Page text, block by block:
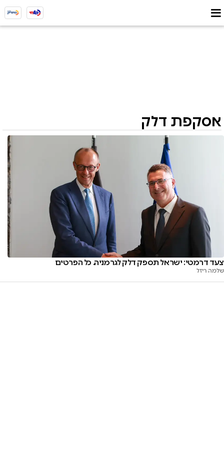
אסקפת דלק
צעד דרמטי: ישראל תספק דלק לגרמניה. כל הפרטים
שלמה ריזל